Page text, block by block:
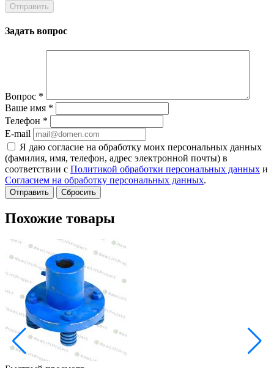
Задать вопрос
Вопрос *
Ваше имя *
Телефон *
E-mail
Я даю согласие на обработку моих персональных данных
(фамилия, имя, телефон, адрес электронной почты) в
соответствии с Политикой обработки персональных данных и
Согласием на обработку персональных данных.
Сбросить
Похожие товары